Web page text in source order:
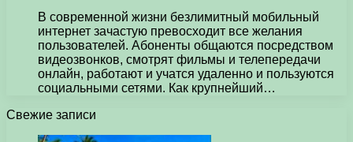
В современной жизни безлимитный мобильный
интернет зачастую превосходит все желания
пользователей. Абоненты общаются посредством
видеозвонков, смотрят фильмы и телепередачи
онлайн, работают и учатся удаленно и пользуются
социальными сетями. Как крупнейший…
Свежие записи